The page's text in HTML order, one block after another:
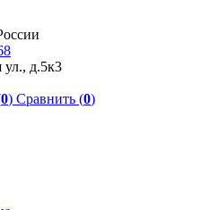
ул., д.5к3
0) Сравнить (0)